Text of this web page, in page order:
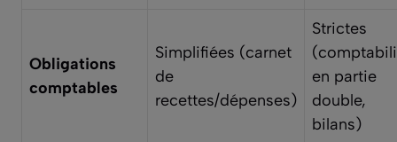
Obligations
comptables
Simplifiées (carnet
de
recettes/dépenses)
Strictes
en partie
double,
bilans)